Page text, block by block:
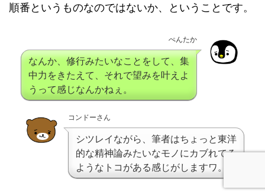
順番というものなのではないか、ということです。
ぺんたか
なんか、修行みたいなことをして、集
中力をきたえて、それで望みを叶えよ
うって感じなんかねぇ。
コンドーさん
シツレイながら、筆者はちょっと東洋
的な精神論みたいなモノにカブれてる
ようなトコがある感じがしますワ。